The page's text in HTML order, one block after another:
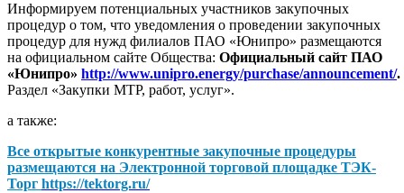
Информируем потенциальных участников закупочных
процедур о том, что уведомления о проведении закупочных
процедур для нужд филиалов ПАО «Юнипро» размещаются
на официальном сайте Общества: Официальный сайт ПАО
«Юнипро» http://www.unipro.energy/purchase/announcement/.
Раздел «Закупки МТР, работ, услуг».
а также:
Все открытые конкурентные закупочные процедуры
размещаются на Электронной торговой площадке ТЭК-
Торг https://tektorg.ru/